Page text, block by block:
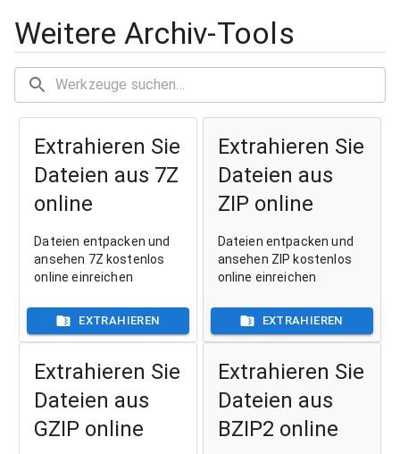
Weitere Archiv-Tools
Extrahieren Sie
Dateien aus 7Z
online
Dateien entpacken und
ansehen 7Z kostenlos
online einreichen
EXTRAHIEREN
Extrahieren Sie
Dateien aus
ZIP online
Dateien entpacken und
ansehen ZIP kostenlos
online einreichen
EXTRAHIEREN
Extrahieren Sie
Dateien aus
GZIP online
Extrahieren Sie
Dateien aus
BZIP2 online